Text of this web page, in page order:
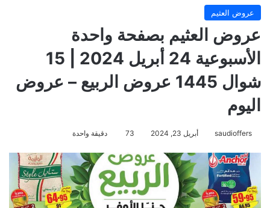
عروض العثيم
عروض العثيم بصفحة واحدة
الأسبوعية 24 أبريل 2024 | 15
شوال 1445 عروض الربيع – عروض
اليوم
saudioffers أبريل 23, 2024 73 دقيقة واحدة